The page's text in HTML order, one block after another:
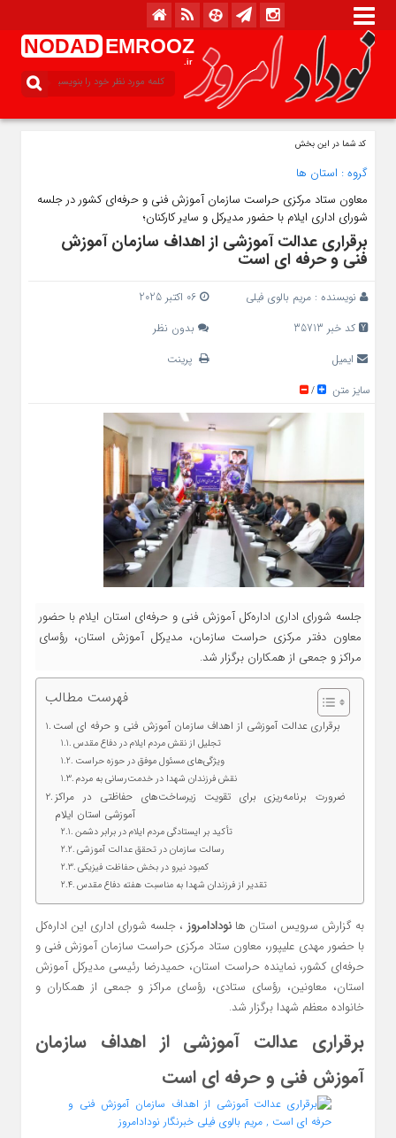
NODAD EMROOZ
.ir
کد شما در این بخش
گروه : استان ها
معاون ستاد مرکزی حراست سازمان آموزش فنی و حرفه‌ای کشور در جلسه
شورای اداری ایلام با حضور مدیرکل و سایر کارکنان؛
برقراری عدالت آموزشی از اهداف سازمان آموزش
فنی و حرفه‌ ای است
نویسنده : مریم بالوی فیلی
06 اکتبر 2025
کد خبر 35713
بدون نظر
ایمیل
پرینت
سایز متن
/
جلسه شورای اداری اداره‌کل آموزش فنی و حرفه‌ای استان ایلام با حضور
معاون دفتر مرکزی حراست سازمان، مدیرکل آموزش استان، رؤسای
مراکز و جمعی از همکاران برگزار شد.
فهرست مطالب
برقراری عدالت آموزشی از اهداف سازمان آموزش فنی و حرفه‌ ای است
تجلیل از نقش مردم ایلام در دفاع مقدس
ویژگی‌های مسئول موفق در حوزه حراست
نقش فرزندان شهدا در خدمت‌رسانی به مردم
ضرورت برنامه‌ریزی برای تقویت زیرساخت‌های حفاظتی در مراکز
آموزشی استان ایلام
تأکید بر ایستادگی مردم ایلام در برابر دشمن
رسالت سازمان در تحقق عدالت آموزشی
کمبود نیرو در بخش حفاظت فیزیکی
تقدیر از فرزندان شهدا به مناسبت هفته دفاع مقدس
به گزارش سرویس استان هانودادامروز، جلسه شورای اداری این اداره‌کل
با حضور مهدی علیپور، معاون ستاد مرکزی حراست سازمان آموزش فنی و
حرفه‌ای کشور، نماینده حراست استان، حمیدرضا رئیسی مدیرکل آموزش
استان، معاونین، رؤسای ستادی، رؤسای مراکز و جمعی از همکاران و
خانواده معظم شهدا برگزار شد.
برقراری عدالت آموزشی از اهداف سازمان
آموزش فنی و حرفه‌ ای است